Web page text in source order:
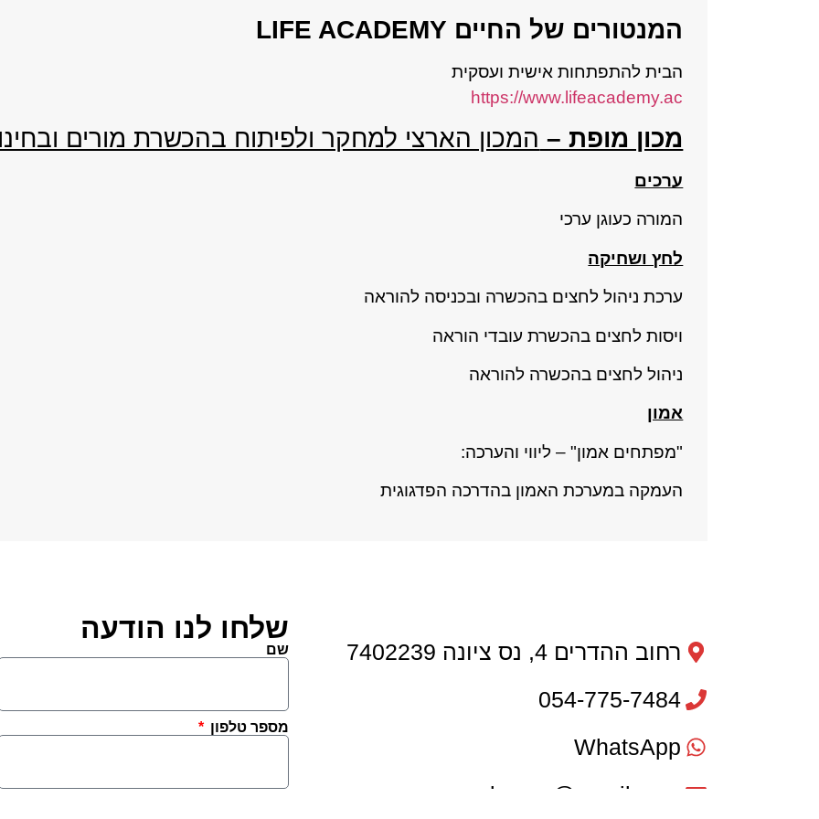
המנטורים של החיים LIFE ACADEMY
הבית להתפתחות אישית ועסקית
https://www.lifeacademy.ac
מכון מופת – המכון הארצי למחקר ולפיתוח בהכשרת מורים
ערכים
המורה כעוגן ערכי
לחץ ושחיקה
ערכת ניהול לחצים בהכשרה ובכניסה להוראה
ויסות לחצים בהכשרת עובדי הוראה
ניהול לחצים בהכשרה להוראה
אמון
"מפתחים אמון" – ליווי והערכה:
העמקה במערכת האמון בהדרכה הפדגוגית
שלחו לנו הודעה
שם
מספר טלפון
רחוב ההדרים 4, נס ציונה 7402239
054-775-7484
WhatsApp
mbv.org@gmail.com